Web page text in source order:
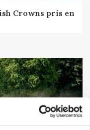
Crowns pris en